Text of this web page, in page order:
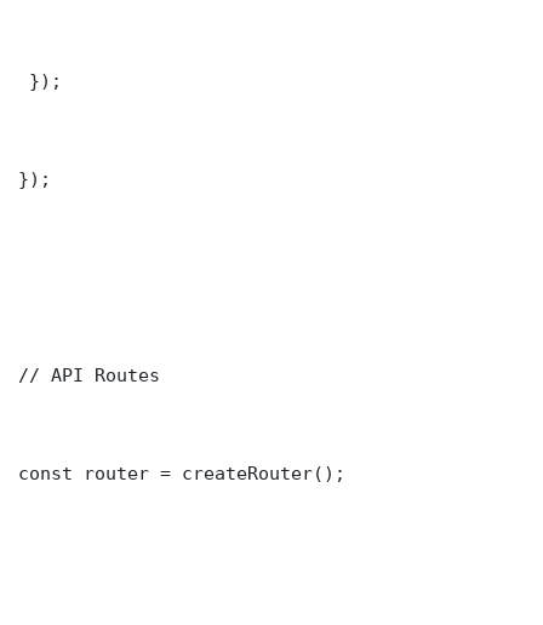
});
});
// API Routes
const router = createRouter();